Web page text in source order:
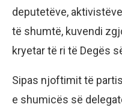
deputetëve,
të shumtë, kuvendi
kryetar të ri të Degës
Sipas njoftimit të
e shumicës së